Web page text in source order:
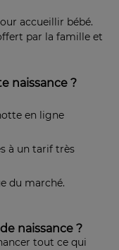
accueillir bébé.
par la famille et
naissance ?
en ligne
à un tarif très
du marché.
naissance ?
tout ce qui